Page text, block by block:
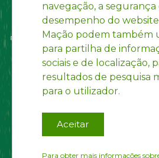
navegação, a segurança
desempenho do
Mação podem também
para partilha de
sociais e de localização,
resultados de pesquisa
para o utilizador.
Aceitar
Para obter mais informações